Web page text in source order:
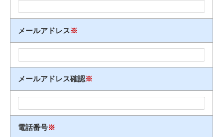
メールアドレス※
メールアドレス確認※
電話番号※